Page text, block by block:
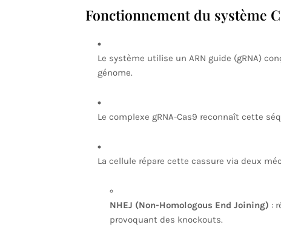
Fonctionnement du système
Le système utilise un ARN guide (gRNA)
génome.
Le complexe gRNA-Cas9 reconnaît cette
La cellule répare cette cassure via deux
NHEJ (Non-Homologous End Joining) :
provoquant des knockouts.